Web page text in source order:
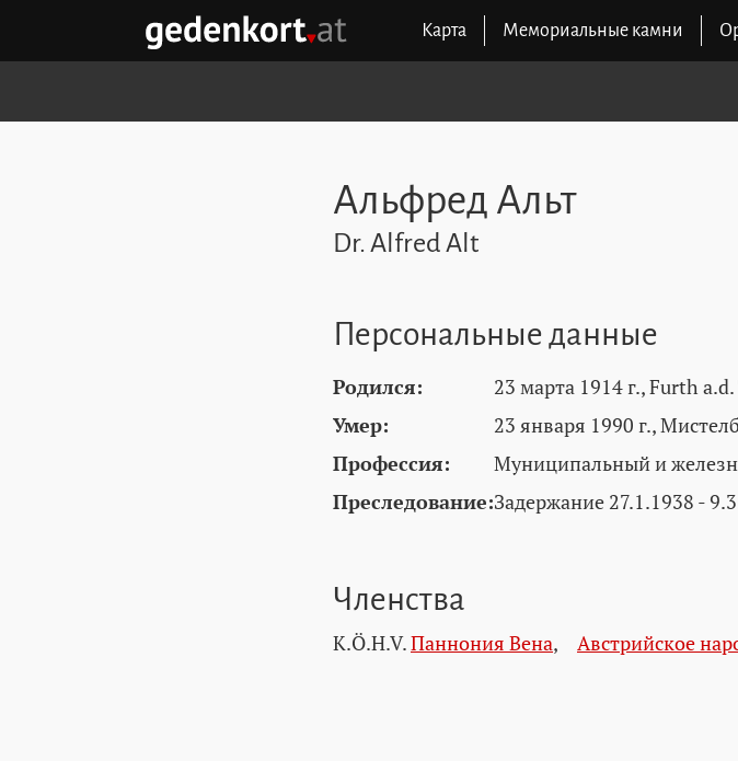
Перейти к содержимому
Перейти к навигации
Перейти к быстрым ссылкам
GEDENKORT - ГЛАВНАЯ
Карта Мемориальные камни
Альфред Альт
Dr. Alfred Alt
Персональные данные
Родился:
23 марта 1914 г., Furth
Умер:
23 января 1990 г.,
Профессия:
Муниципальный и
Преследование:Задержание 27.1.1938 -
Членства
K.Ö.H.V.Паннония Вена, Австрийское